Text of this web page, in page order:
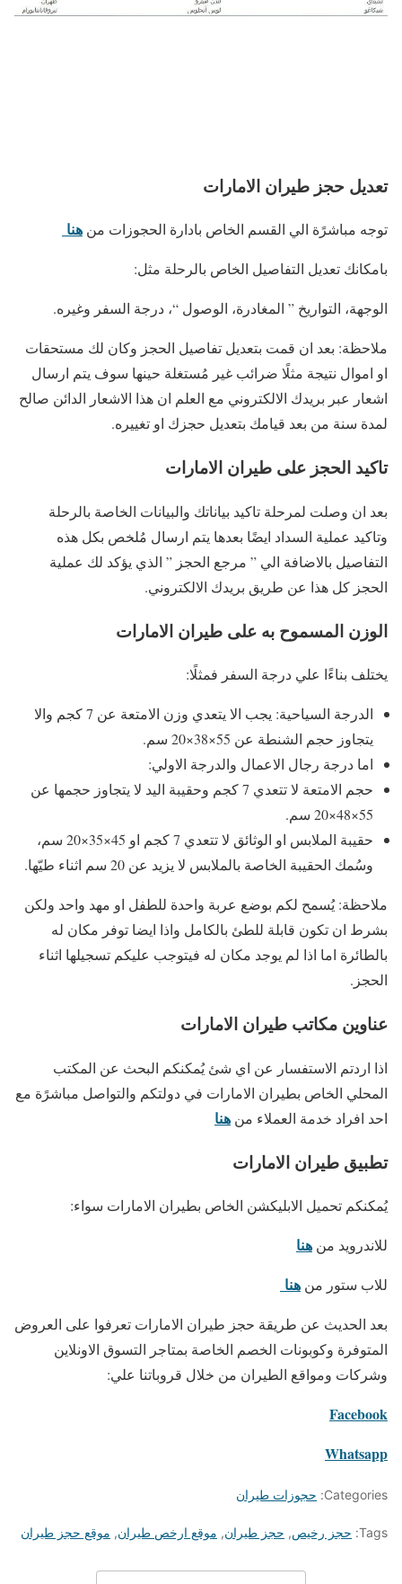
تعديل حجز طيران الامارات
توجه مباشرًة الي القسم الخاص بادارة الحجوزات من هنا
بامكانك تعديل التفاصيل الخاص بالرحلة مثل:
الوجهة، التواريخ ” المغادرة، الوصول “، درجة السفر وغيره.
ملاحظة: بعد ان قمت بتعديل تفاصيل الحجز وكان لك مستحقات
او اموال نتيجة مثلًا ضرائب غير مُستغلة حينها سوف يتم ارسال
اشعار عبر بريدك الالكتروني مع العلم ان هذا الاشعار الدائن صالح
لمدة سنة من بعد قيامك بتعديل حجزك او تغييره.
تاكيد الحجز على طيران الامارات
بعد ان وصلت لمرحلة تاكيد بياناتك والبيانات الخاصة بالرحلة
وتاكيد عملية السداد ايضًا بعدها يتم ارسال مُلخص بكل هذه
التفاصيل بالاضافة الي ” مرجع الحجز ” الذي يؤكد لك عملية
الحجز كل هذا عن طريق بريدك الالكتروني.
الوزن المسموح به على طيران الامارات
يختلف بناءًا علي درجة السفر فمثلًا:
الدرجة السياحية: يجب الا يتعدي وزن الامتعة عن 7 كجم والا
يتجاوز حجم الشنطة عن 55×38×20 سم.
اما درجة رجال الاعمال والدرجة الاولي:
حجم الامتعة لا تتعدي 7 كجم وحقيبة اليد لا يتجاوز حجمها عن
55×48×20 سم.
حقيبة الملابس او الوثائق لا تتعدي 7 كجم او 45×35×20 سم،
وسُمك الحقيبة الخاصة بالملابس لا يزيد عن 20 سم اثناء طيّها.
ملاحظة: يُسمح لكم بوضع عربة واحدة للطفل او مهد واحد ولكن
بشرط ان تكون قابلة للطئ بالكامل واذا ايضا توفر مكان له
بالطائرة اما اذا لم يوجد مكان له فيتوجب عليكم تسجيلها اثناء
الحجز.
عناوين مكاتب طيران الامارات
اذا اردتم الاستفسار عن اي شئ يُمكنكم البحث عن المكتب
المحلي الخاص بطيران الامارات في دولتكم والتواصل مباشرًة مع
احد افراد خدمة العملاء من هنا
تطبيق طيران الامارات
يُمكنكم تحميل الابليكشن الخاص بطيران الامارات سواء:
للاندرويد من هنا
للاب ستور من هنا
بعد الحديث عن طريقة حجز طيران الامارات تعرفوا على العروض
المتوفرة وكوبونات الخصم الخاصة بمتاجر التسوق الاونلاين
وشركات ومواقع الطيران من خلال قروباتنا علي:
Facebook
Whatsapp
Categories: حجوزات طيران
Tags: حجز رخيص, حجز طيران, موقع ارخص طيران, موقع حجز طيران